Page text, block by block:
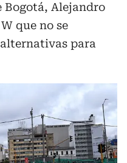
Bogotá, Alejandro
que no se
para